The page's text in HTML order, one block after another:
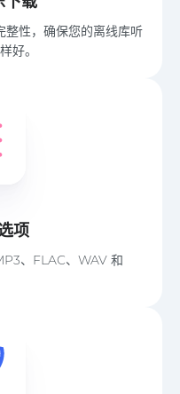
整性，确保您的离线库听
好。
项
、FLAC、WAV 和